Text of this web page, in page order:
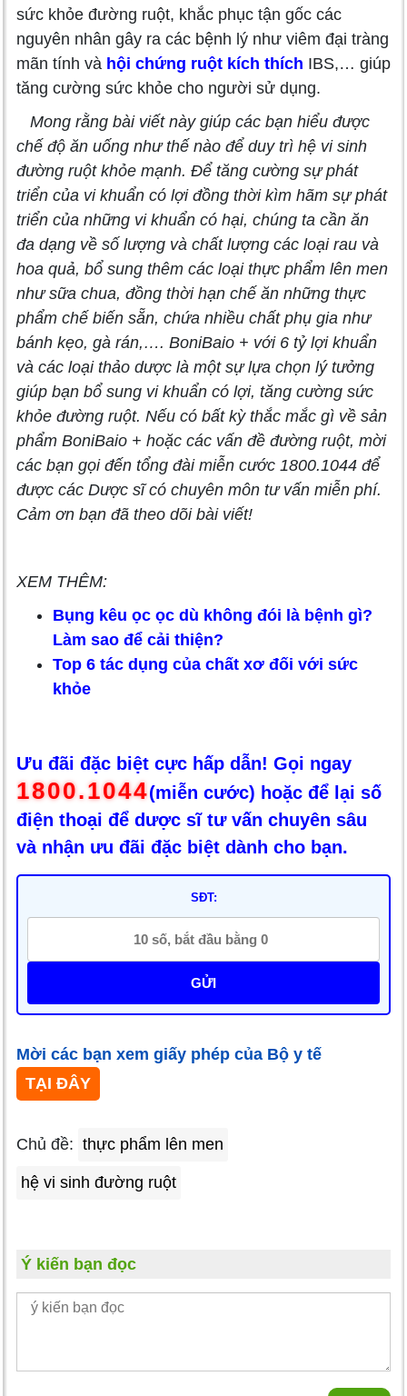
sức khỏe đường ruột, khắc phục tận gốc các
nguyên nhân gây ra các bệnh lý như viêm đại tràng
mãn tính và hội chứng ruột kích thích IBS,… giúp
tăng cường sức khỏe cho người sử dụng.
Mong rằng bài viết này giúp các bạn hiểu được
chế độ ăn uống như thế nào để duy trì hệ vi sinh
đường ruột khỏe mạnh. Để tăng cường sự phát
triển của vi khuẩn có lợi đồng thời kìm hãm sự phát
triển của những vi khuẩn có hại, chúng ta cần ăn
đa dạng về số lượng và chất lượng các loại rau và
hoa quả, bổ sung thêm các loại thực phẩm lên men
như sữa chua, đồng thời hạn chế ăn những thực
phẩm chế biến sẵn, chứa nhiều chất phụ gia như
bánh kẹo, gà rán,…. BoniBaio + với 6 tỷ lợi khuẩn
và các loại thảo dược là một sự lựa chọn lý tưởng
giúp bạn bổ sung vi khuẩn có lợi, tăng cường sức
khỏe đường ruột. Nếu có bất kỳ thắc mắc gì về sản
phẩm BoniBaio + hoặc các vấn đề đường ruột, mời
các bạn gọi đến tổng đài miễn cước 1800.1044 để
được các Dược sĩ có chuyên môn tư vấn miễn phí.
Cảm ơn bạn đã theo dõi bài viết!
XEM THÊM:
Bụng kêu ọc ọc dù không đói là bệnh gì?
Làm sao để cải thiện?
Top 6 tác dụng của chất xơ đối với sức
khỏe
Ưu đãi đặc biệt cực hấp dẫn! Gọi ngay
1800.1044(miễn cước) hoặc để lại số
điện thoại để dược sĩ tư vấn chuyên sâu
và nhận ưu đãi đặc biệt dành cho bạn.
SĐT:
GỬI
Mời các bạn xem giấy phép của Bộ y tế
TẠI ĐÂY
Chủ đề: thực phẩm lên men
hệ vi sinh đường ruột
Ý kiến bạn đọc